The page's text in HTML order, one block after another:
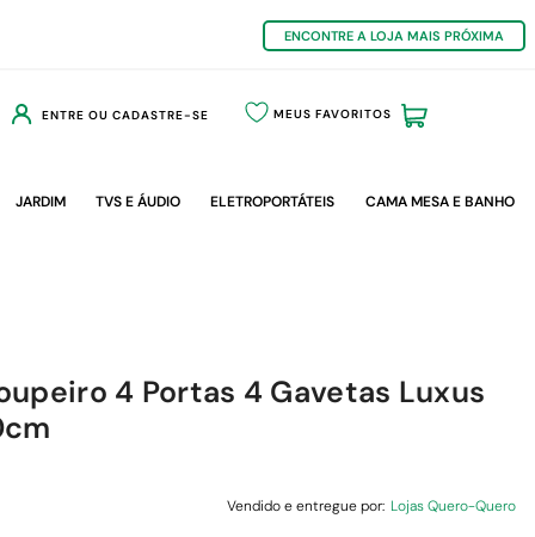
ENCONTRE A LOJA MAIS PRÓXIMA
ENTRE OU CADASTRE-SE MEUS FAVORITOS
JARDIM TVS E ÁUDIO ELETROPORTÁTEIS CAMA MESA E BANHO
4 Portas 4 Gavetas Luxus
Vendido e entregue por: Lojas Quero-Quero